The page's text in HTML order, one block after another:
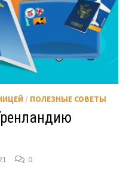
/ ПОЛЕЗНЫЕ СОВЕТЫ
0